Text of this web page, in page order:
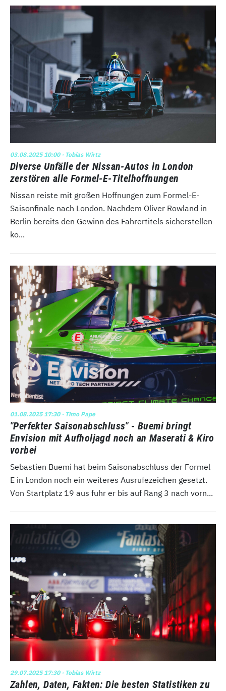
03.08.2025 10:00· Tobias Wirtz
Diverse Unfälle der Nissan-Autos in London
zerstören alle Formel-E-Titelhoffnungen
Nissan reiste mit großen Hoffnungen zum Formel-E-
Saisonfinale nach London. Nachdem Oliver Rowland in
Berlin bereits den Gewinn des Fahrertitels sicherstellen
ko...
01.08.2025 17:30· Timo Pape
"Perfekter Saisonabschluss" - Buemi bringt
Envision mit Aufholjagd noch an Maserati & Kiro
vorbei
Sebastien Buemi hat beim Saisonabschluss der Formel
E in London noch ein weiteres Ausrufezeichen gesetzt.
Von Startplatz 19 aus fuhr er bis auf Rang 3 nach vorn...
29.07.2025 17:30· Tobias Wirtz
Zahlen, Daten, Fakten: Die besten Statistiken zu